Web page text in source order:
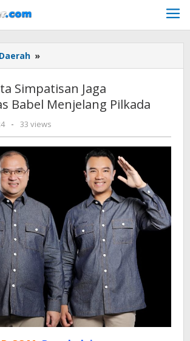
Daerah »
Minta
Jaga
Kondusifitas
Pilkada
Simpatisan Jaga
Babel Menjelang Pilkada
by
Jurnalsiber
- 33 views